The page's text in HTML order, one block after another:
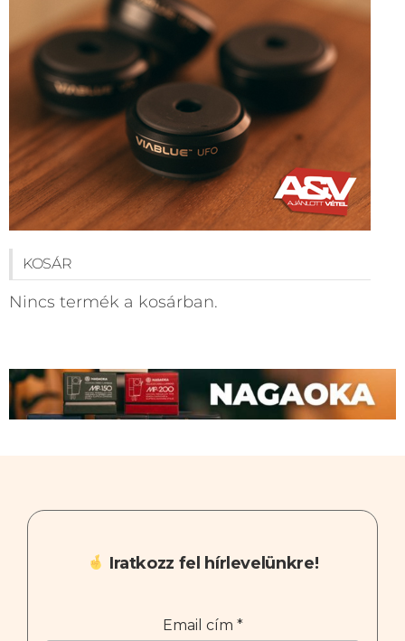
KOSÁR
Nincs termék a kosárban.
Iratkozz fel hírlevelünkre!
Email cím *